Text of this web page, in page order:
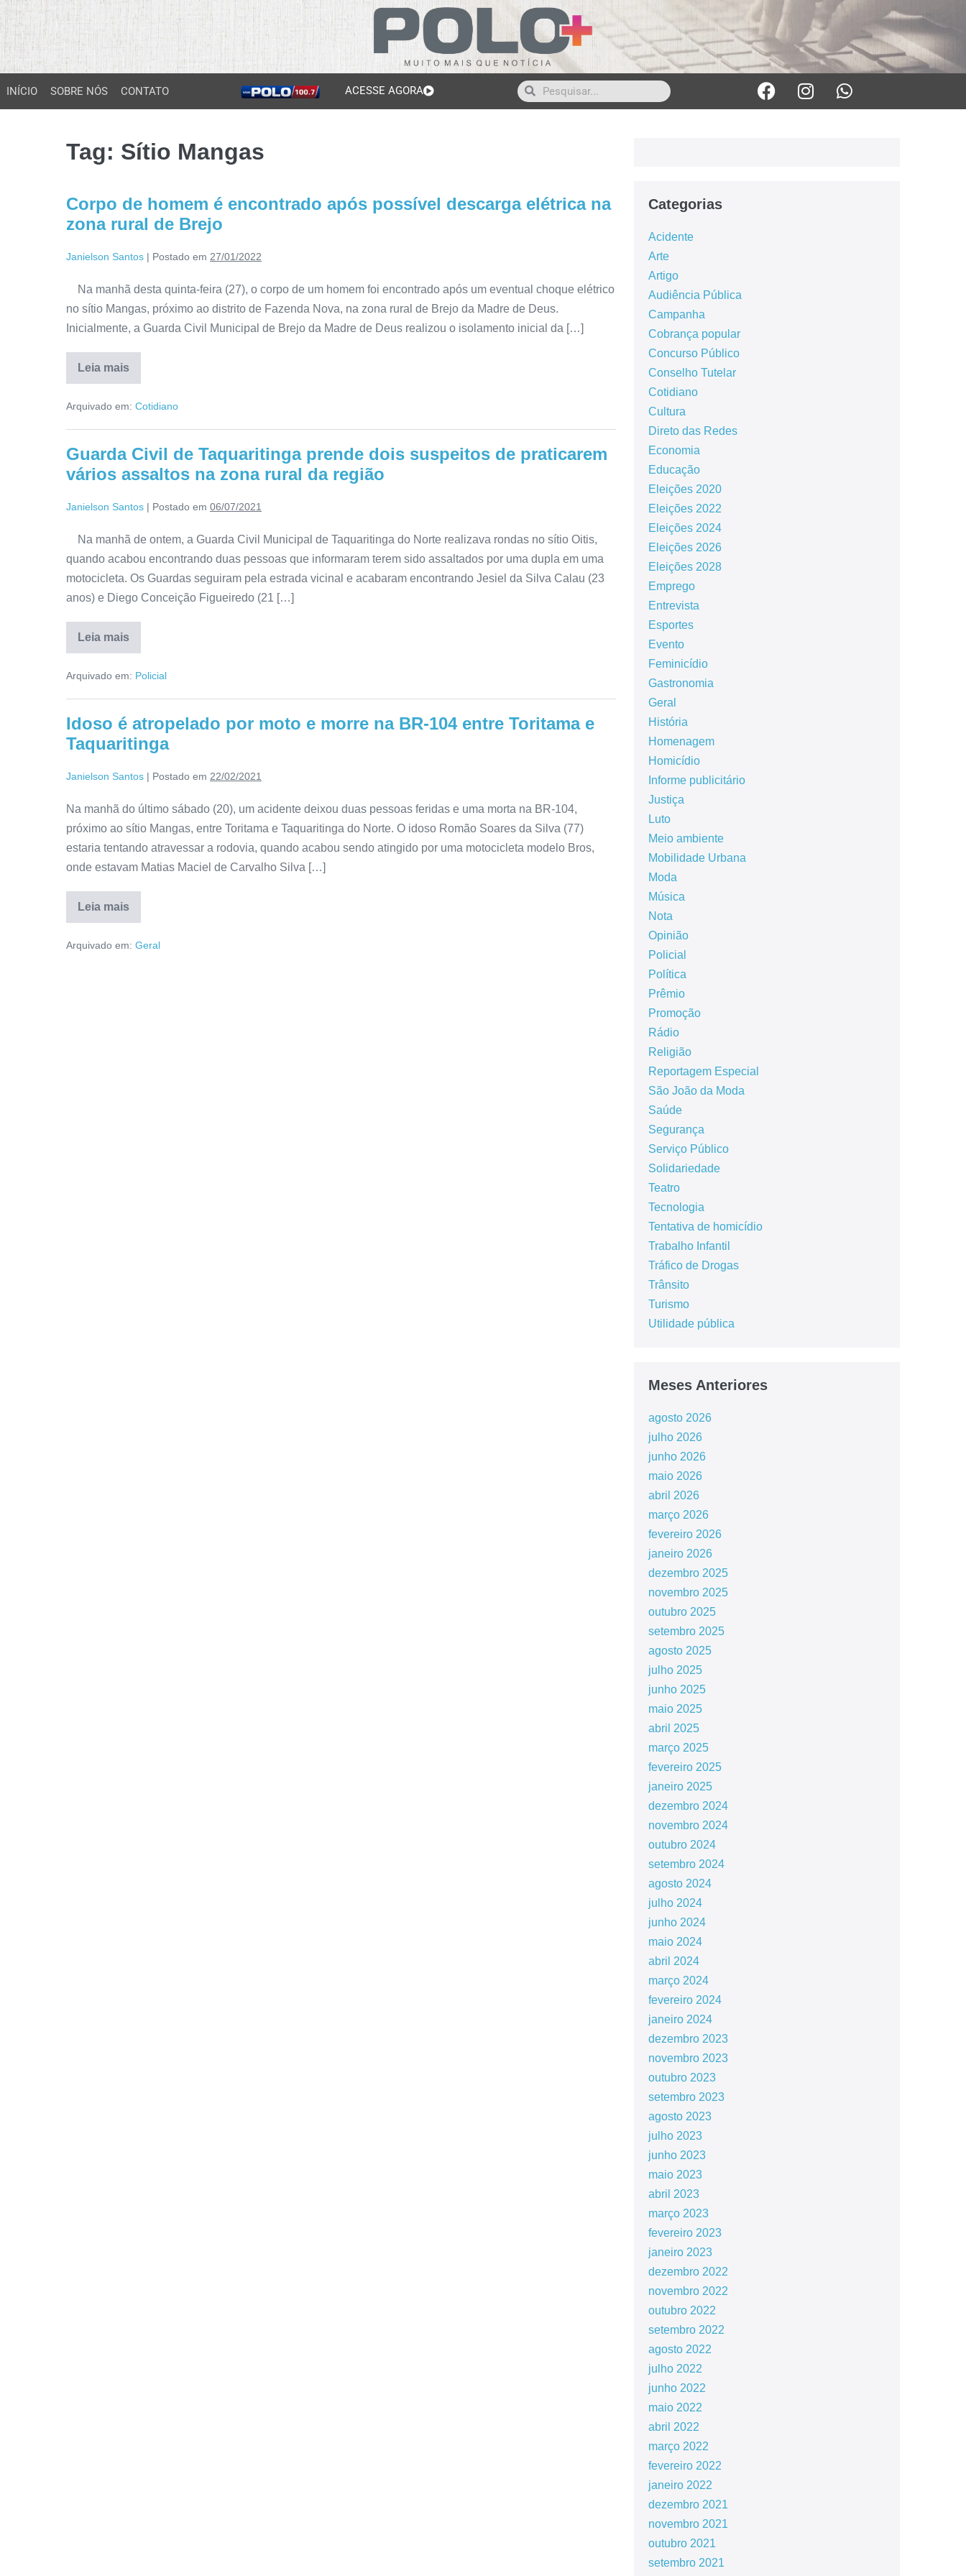
INÍCIO SOBRE NÓS CONTATO ACESSE AGORA
Tag: Sítio Mangas
Corpo de homem é encontrado após possível descarga elétrica na
zona rural de Brejo
Janielson Santos | Postado em 27/01/2022
Na manhã desta quinta-feira (27), o corpo de um homem foi encontrado após um eventual choque elétrico
no sítio Mangas, próximo ao distrito de Fazenda Nova, na zona rural de Brejo da Madre de Deus.
Inicialmente, a Guarda Civil Municipal de Brejo da Madre de Deus realizou o isolamento inicial da […]
Leia mais
Arquivado em: Cotidiano
Guarda Civil de Taquaritinga prende dois suspeitos de praticarem
vários assaltos na zona rural da região
Janielson Santos | Postado em 06/07/2021
Na manhã de ontem, a Guarda Civil Municipal de Taquaritinga do Norte realizava rondas no sítio Oitis,
quando acabou encontrando duas pessoas que informaram terem sido assaltados por uma dupla em uma
motocicleta. Os Guardas seguiram pela estrada vicinal e acabaram encontrando Jesiel da Silva Calau (23
anos) e Diego Conceição Figueiredo (21 […]
Leia mais
Arquivado em: Policial
Idoso é atropelado por moto e morre na BR-104 entre Toritama e
Taquaritinga
Janielson Santos | Postado em 22/02/2021
Na manhã do último sábado (20), um acidente deixou duas pessoas feridas e uma morta na BR-104,
próximo ao sítio Mangas, entre Toritama e Taquaritinga do Norte. O idoso Romão Soares da Silva (77)
estaria tentando atravessar a rodovia, quando acabou sendo atingido por uma motocicleta modelo Bros,
onde estavam Matias Maciel de Carvalho Silva […]
Leia mais
Arquivado em: Geral
Categorias
Acidente
Arte
Artigo
Audiência Pública
Campanha
Cobrança popular
Concurso Público
Conselho Tutelar
Cotidiano
Cultura
Direto das Redes
Economia
Educação
Eleições 2020
Eleições 2022
Eleições 2024
Eleições 2026
Eleições 2028
Emprego
Entrevista
Esportes
Evento
Feminicídio
Gastronomia
Geral
História
Homenagem
Homicídio
Informe publicitário
Justiça
Luto
Meio ambiente
Mobilidade Urbana
Moda
Música
Nota
Opinião
Policial
Política
Prêmio
Promoção
Rádio
Religião
Reportagem Especial
São João da Moda
Saúde
Segurança
Serviço Público
Solidariedade
Teatro
Tecnologia
Tentativa de homicídio
Trabalho Infantil
Tráfico de Drogas
Trânsito
Turismo
Utilidade pública
Meses Anteriores
agosto 2026
julho 2026
junho 2026
maio 2026
abril 2026
março 2026
fevereiro 2026
janeiro 2026
dezembro 2025
novembro 2025
outubro 2025
setembro 2025
agosto 2025
julho 2025
junho 2025
maio 2025
abril 2025
março 2025
fevereiro 2025
janeiro 2025
dezembro 2024
novembro 2024
outubro 2024
setembro 2024
agosto 2024
julho 2024
junho 2024
maio 2024
abril 2024
março 2024
fevereiro 2024
janeiro 2024
dezembro 2023
novembro 2023
outubro 2023
setembro 2023
agosto 2023
julho 2023
junho 2023
maio 2023
abril 2023
março 2023
fevereiro 2023
janeiro 2023
dezembro 2022
novembro 2022
outubro 2022
setembro 2022
agosto 2022
julho 2022
junho 2022
maio 2022
abril 2022
março 2022
fevereiro 2022
janeiro 2022
dezembro 2021
novembro 2021
outubro 2021
setembro 2021